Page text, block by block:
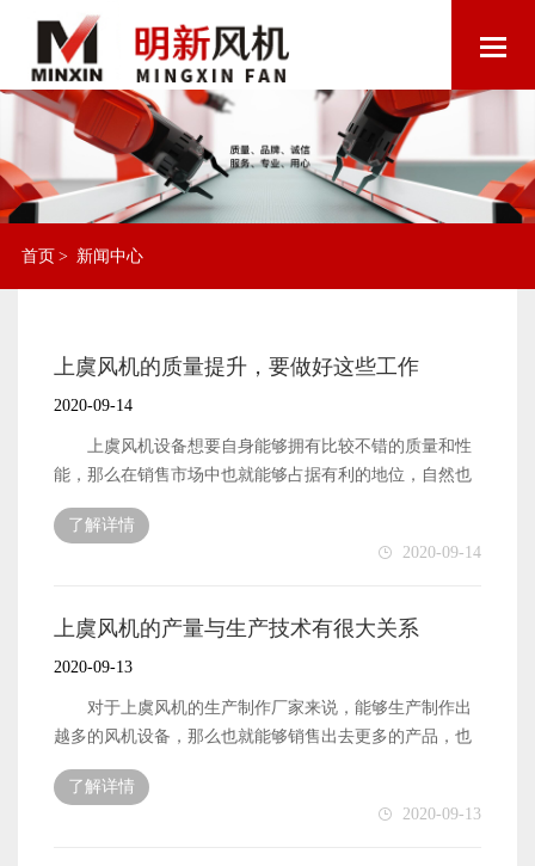
首页 > 新闻中心
上虞风机的质量提升，要做好这些工作
2020-09-14
上虞风机设备想要自身能够拥有比较不错的质量和性
能，那么在销售市场中也就能够占据有利的地位，自然也
就能够销售出去更多的设备了。因此，对于厂家来说，做
好风机设备的质量提升工作，是非常有必要的。那么，风
机设备的质量要怎么来提升呢?下面本文就来简单地介绍一
厂家首先需要做好的便是生产材料的质量提升工作了。厂
来考虑便是与生产原材料的质量有关系的。优质的生产原
材料能够确保厂家生产制作出来的风机设备有更大的概率
是拥有良好的质量的，毕竟劣质的原材料是一定生产不出
家做好生产材料的质量保障工作之外，还需要做好的便是
自身的生产技术提升工作了。越是专业先进的生产技术，
了解详情
2020-09-14
上虞风机的产量与生产技术有很大关系
2020-09-13
对于上虞风机的生产制作厂家来说，能够生产制作出
越多的风机设备，那么也就能够销售出去更多的产品，也
就能够获得更多的经济收入了，厂家自身的发展速度也就
会比较快速了。因此，厂家想要自身能够拥有比较不错的
销量，就一定要做好自身的产量提升工作了。而风机设备
了解详情
2020-09-13